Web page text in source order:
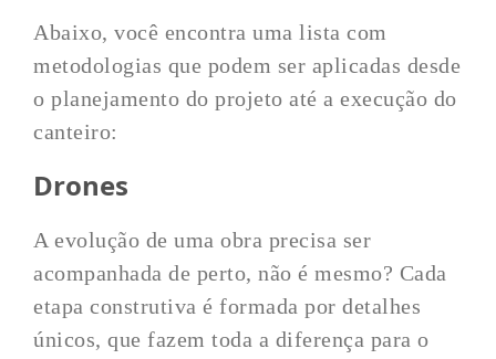
Abaixo, você encontra uma lista com
metodologias que podem ser aplicadas desde
o planejamento do projeto até a execução do
canteiro:
Drones
A evolução de uma obra precisa ser
acompanhada de perto, não é mesmo? Cada
etapa construtiva é formada por detalhes
únicos, que fazem toda a diferença para o